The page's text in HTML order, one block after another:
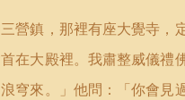
營鎮，那裡有座大覺寺
在大殿裡。我肅整威儀
穹來。」他問：「你會